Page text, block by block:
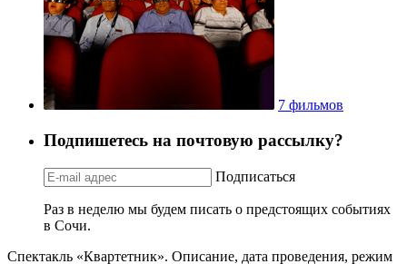
7 фильмов
Подпишетесь на почтовую рассылку?
Подписаться
Раз в неделю мы будем писать о предстоящих событиях
в Сочи.
Спектакль «Квартетник». Описание, дата проведения, режим